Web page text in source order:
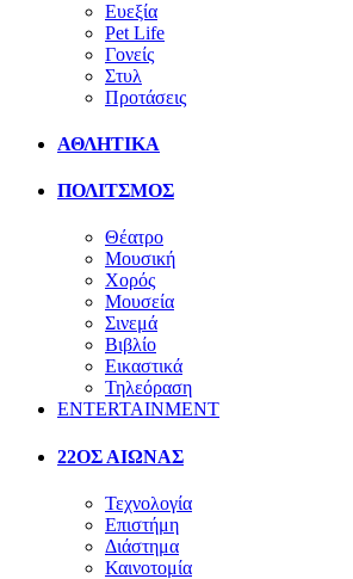
Ευεξία
Pet Life
Γονείς
Στυλ
Προτάσεις
ΑΘΛΗΤΙΚΑ
ΠΟΛΙΤΣΜΟΣ
Θέατρο
Μουσική
Χορός
Μουσεία
Σινεμά
Βιβλίο
Εικαστικά
Τηλεόραση
ENTERTAINMENT
22ΟΣ ΑΙΩΝΑΣ
Τεχνολογία
Επιστήμη
Διάστημα
Καινοτομία